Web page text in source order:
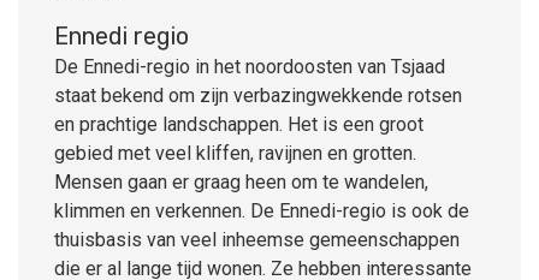
Ennedi regio
De Ennedi-regio in het noordoosten van Tsjaad
staat bekend om zijn verbazingwekkende rotsen
en prachtige landschappen. Het is een groot
gebied met veel kliffen, ravijnen en grotten.
Mensen gaan er graag heen om te wandelen,
klimmen en verkennen. De Ennedi-regio is ook de
thuisbasis van veel inheemse gemeenschappen
die er al lange tijd wonen. Ze hebben interessante